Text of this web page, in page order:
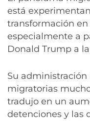
está
transformación
especialmente a
Donald Trump a
Su
migratorias
tradujo en un
detenciones y las